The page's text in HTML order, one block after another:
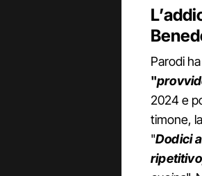
Parodi
"
2024 e
timone,
"Dodici